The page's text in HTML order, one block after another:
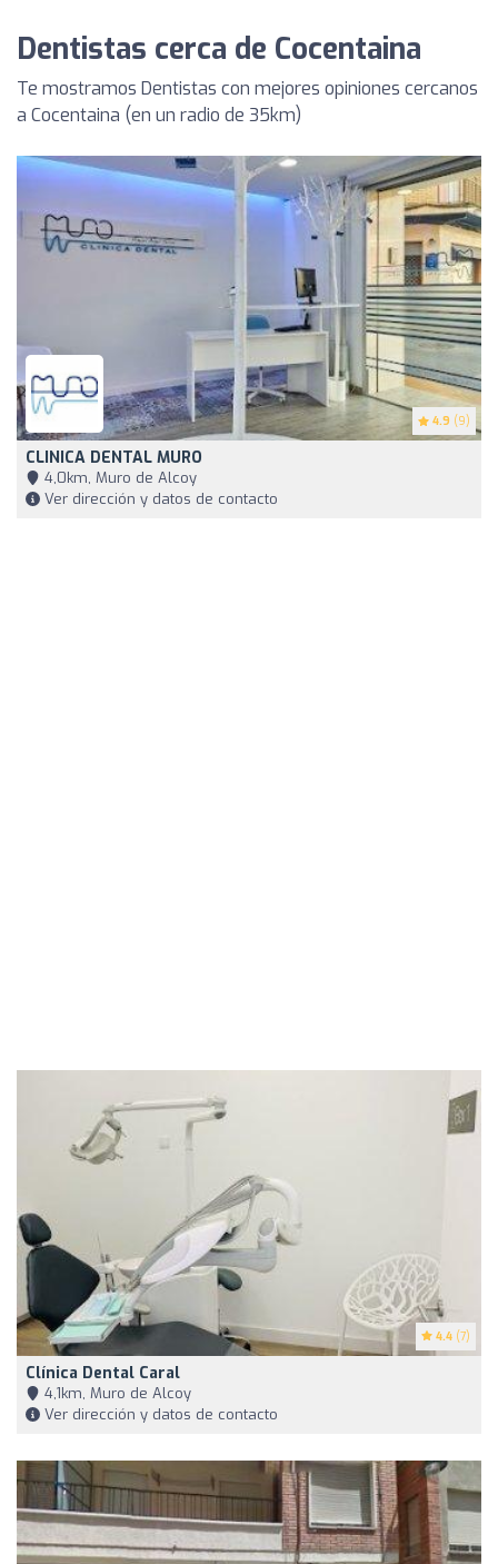
Dentistas cerca de Cocentaina
Te mostramos Dentistas con mejores opiniones cercanos
a Cocentaina (en un radio de 35km)
4.9 (9)
CLINICA DENTAL MURO
4,0km, Muro de Alcoy
Ver dirección y datos de contacto
4.4 (7)
Clínica Dental Caral
4,1km, Muro de Alcoy
Ver dirección y datos de contacto